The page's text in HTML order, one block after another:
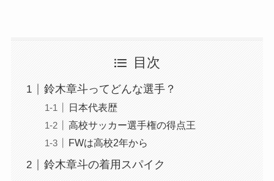
目次
鈴木章斗ってどんな選手？
日本代表歴
高校サッカー選手権の得点王
FWは高校2年から
鈴木章斗の着用スパイク